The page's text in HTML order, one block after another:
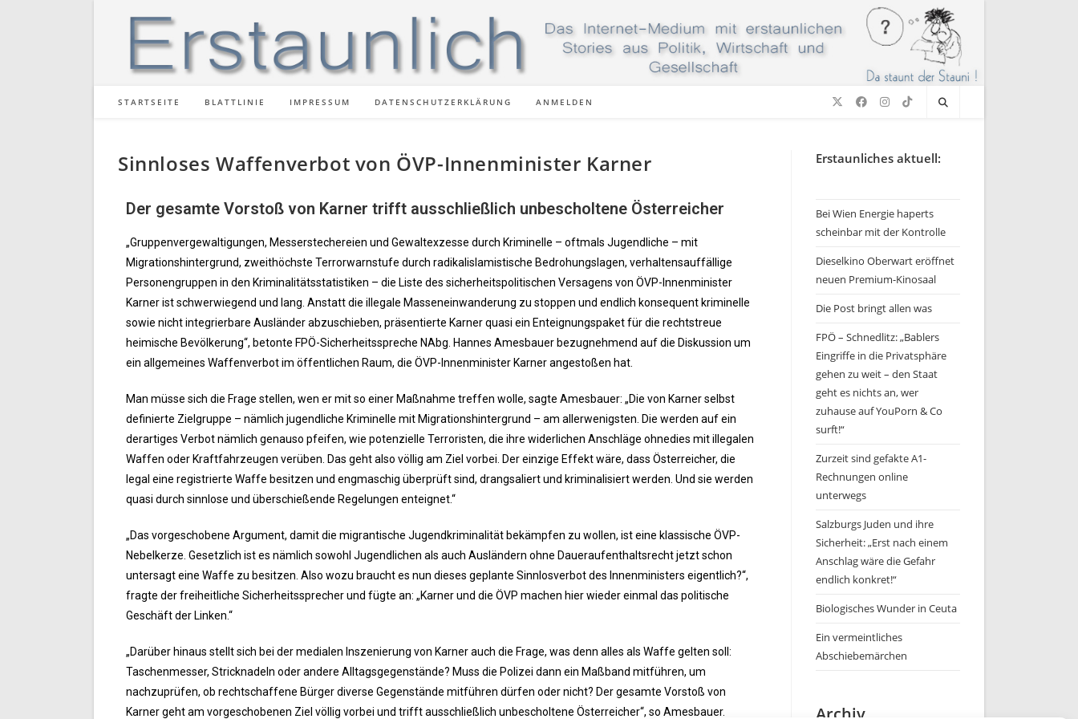
STARTSEITE BLATTLINIE IMPRESSUM DATENSCHUTZERKLÄRUNG ANMELDEN
Sinnloses Waffenverbot von ÖVP-Innenminister Karner
Der gesamte Vorstoß von Karner trifft ausschließlich unbescholtene Österreicher
„Gruppenvergewaltigungen, Messerstechereien und Gewaltexzesse durch Kriminelle – oftmals Jugendliche – mit
Migrationshintergrund, zweithöchste Terrorwarnstufe durch radikalislamistische Bedrohungslagen, verhaltensauffällige
Personengruppen in den Kriminalitätsstatistiken – die Liste des sicherheitspolitischen Versagens von ÖVP-Innenminister
Karner ist schwerwiegend und lang. Anstatt die illegale Masseneinwanderung zu stoppen und endlich konsequent kriminelle
sowie nicht integrierbare Ausländer abzuschieben, präsentierte Karner quasi ein Enteignungspaket für die rechtstreue
heimische Bevölkerung“, betonte FPÖ-Sicherheitsspreche NAbg. Hannes Amesbauer bezugnehmend auf die Diskussion um
ein allgemeines Waffenverbot im öffentlichen Raum, die ÖVP-Innenminister Karner angestoßen hat.
Man müsse sich die Frage stellen, wen er mit so einer Maßnahme treffen wolle, sagte Amesbauer: „Die von Karner selbst
definierte Zielgruppe – nämlich jugendliche Kriminelle mit Migrationshintergrund – am allerwenigsten. Die werden auf ein
derartiges Verbot nämlich genauso pfeifen, wie potenzielle Terroristen, die ihre widerlichen Anschläge ohnedies mit illegalen
Waffen oder Kraftfahrzeugen verüben. Das geht also völlig am Ziel vorbei. Der einzige Effekt wäre, dass Österreicher, die
legal eine registrierte Waffe besitzen und engmaschig überprüft sind, drangsaliert und kriminalisiert werden. Und sie werden
quasi durch sinnlose und überschießende Regelungen enteignet.“
„Das vorgeschobene Argument, damit die migrantische Jugendkriminalität bekämpfen zu wollen, ist eine klassische ÖVP-
Nebelkerze. Gesetzlich ist es nämlich sowohl Jugendlichen als auch Ausländern ohne Daueraufenthaltsrecht jetzt schon
untersagt eine Waffe zu besitzen. Also wozu braucht es nun dieses geplante Sinnlosverbot des Innenministers eigentlich?“,
fragte der freiheitliche Sicherheitssprecher und fügte an: „Karner und die ÖVP machen hier wieder einmal das politische
Geschäft der Linken.“
„Darüber hinaus stellt sich bei der medialen Inszenierung von Karner auch die Frage, was denn alles als Waffe gelten soll:
Taschenmesser, Stricknadeln oder andere Alltagsgegenstände? Muss die Polizei dann ein Maßband mitführen, um
nachzuprüfen, ob rechtschaffene Bürger diverse Gegenstände mitführen dürfen oder nicht? Der gesamte Vorstoß von
Karner geht am vorgeschobenen Ziel völlig vorbei und trifft ausschließlich unbescholtene Österreicher“, so Amesbauer.
Erstaunliches aktuell:
Bei Wien Energie haperts
scheinbar mit der Kontrolle
Dieselkino Oberwart eröffnet
neuen Premium-Kinosaal
Die Post bringt allen was
FPÖ – Schnedlitz: „Bablers
Eingriffe in die Privatsphäre
gehen zu weit – den Staat
geht es nichts an, wer
zuhause auf YouPorn & Co
surft!“
Zurzeit sind gefakte A1-
Rechnungen online
unterwegs
Salzburgs Juden und ihre
Sicherheit: „Erst nach einem
Anschlag wäre die Gefahr
endlich konkret!“
Biologisches Wunder in Ceuta
Ein vermeintliches
Abschiebemärchen
Archiv